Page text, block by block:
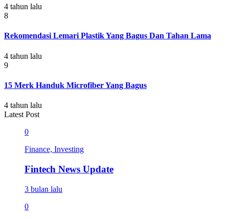
4 tahun lalu
8
Rekomendasi Lemari Plastik Yang Bagus Dan Tahan Lama
4 tahun lalu
9
15 Merk Handuk Microfiber Yang Bagus
4 tahun lalu
Latest Post
0
Finance, Investing
Fintech News Update
3 bulan lalu
0